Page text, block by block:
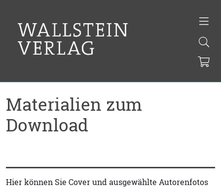
Materialien zum
Download
Hier können Sie Cover und ausgewählte Autorenfotos